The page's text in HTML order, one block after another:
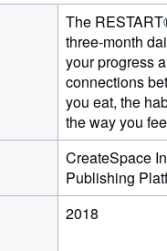
The
three-month
your progress
connections
you eat, the
the way you
CreateSpace
Publishing
2018